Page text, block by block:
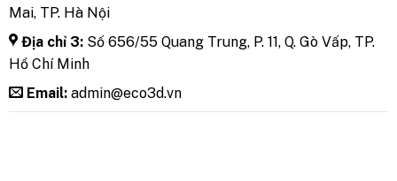
Mai, TP. Hà Nội
Địa chỉ 3: Số 656/55 Quang Trung, P. 11, Q. Gò Vấp, TP.
Hồ Chí Minh
Email: admin@eco3d.vn